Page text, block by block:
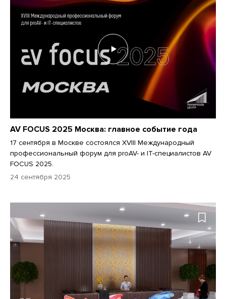
AV FOCUS 2025 Москва: главное событие года
17 сентября в Москве состоялся XVIII Международный
профессиональный форум для proAV- и IT-специалистов AV
FOCUS 2025.
24 сентября 2025